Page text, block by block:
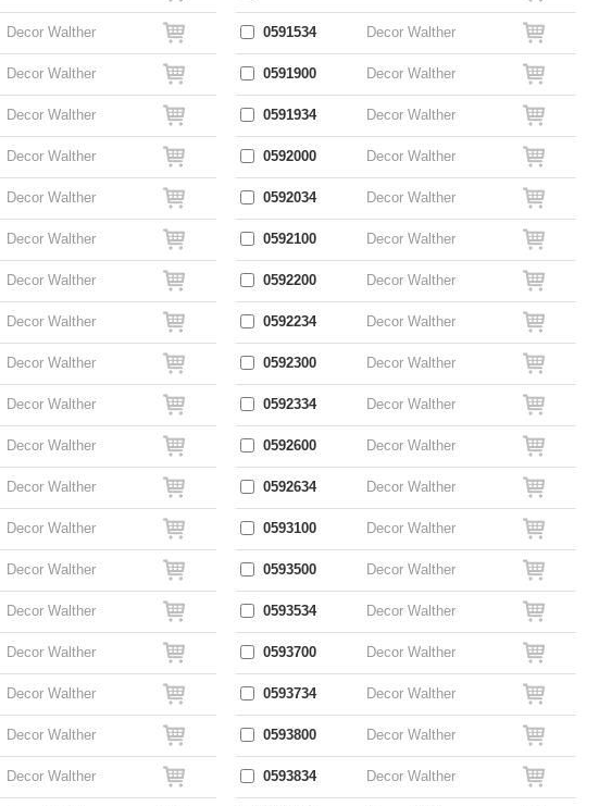
Decor Walther
Decor Walther
Decor Walther
Decor Walther
Decor Walther
Decor Walther
Decor Walther
Decor Walther
Decor Walther
Decor Walther
Decor Walther
Decor Walther
Decor Walther
Decor Walther
Decor Walther
Decor Walther
Decor Walther
Decor Walther
Decor Walther
0591534 Decor Walther
0591900 Decor Walther
0591934 Decor Walther
0592000 Decor Walther
0592034 Decor Walther
0592100 Decor Walther
0592200 Decor Walther
0592234 Decor Walther
0592300 Decor Walther
0592334 Decor Walther
0592600 Decor Walther
0592634 Decor Walther
0593100 Decor Walther
0593500 Decor Walther
0593534 Decor Walther
0593700 Decor Walther
0593734 Decor Walther
0593800 Decor Walther
0593834 Decor Walther